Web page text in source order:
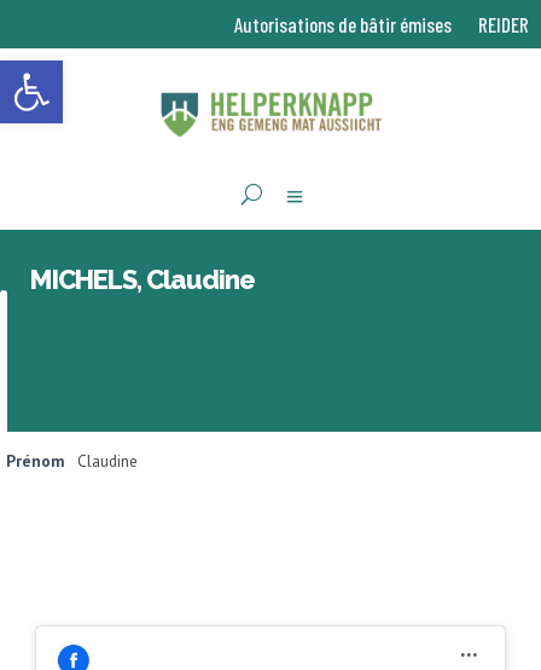
Ouvrir la barre d’outils
Autorisations de bâtir émises REIDER
MICHELS, Claudine
Prénom Claudine